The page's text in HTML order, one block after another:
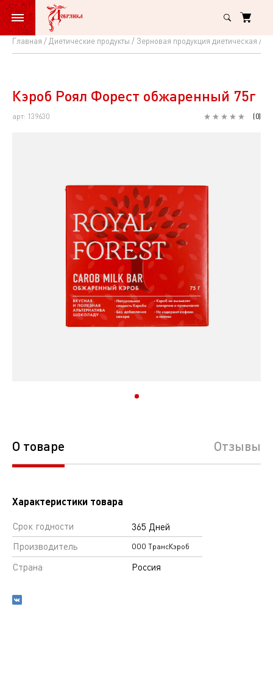
Главная Диетические продукты Зерновая продукция диетическая
Кэроб
Форест
обжаренный
Кэроб Роял Форест обжаренный 75г
арт: 139630 (0)
О товаре Отзывы
Характеристики товара
Срок годности
365 Дней
Производитель
ООО ТрансКэроб
Страна Россия